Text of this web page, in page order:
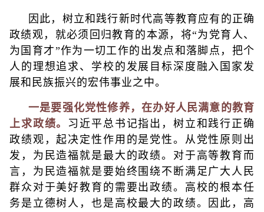
因此，树立和践行新时代高等教育应有的正确
政绩观，就必须回归教育的本源，将“为党育人、
为国育才”作为一切工作的出发点和落脚点，把个
人的理想追求、学校的发展目标深度融入国家发
展和民族振兴的宏伟事业之中。
一是要强化党性修养，在办好人民满意的教育
上求政绩。 习近平总书记指出，树立和践行正确
政绩观，起决定性作用的是党性。从党性原则出
发，为民造福就是最大的政绩。对于高等教育而
言，为民造福就是要始终围绕不断满足广大人民
群众对于美好教育的需要出政绩。高校的根本任
务是立德树人，也是高校最大的政绩。因此，高